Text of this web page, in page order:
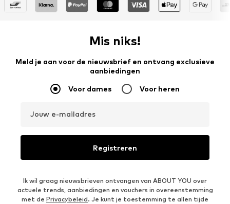
Mis niks!
Meld je aan voor de nieuwsbrief en ontvang exclusieve
aanbiedingen
Voor dames Voor heren
Jouw e-mailadres
Registreren
Ik wil graag nieuwsbrieven ontvangen van ABOUT YOU over
actuele trends, aanbiedingen en vouchers in overeenstemming
met de Privacybeleid. Je kunt je toestemming te allen tijde